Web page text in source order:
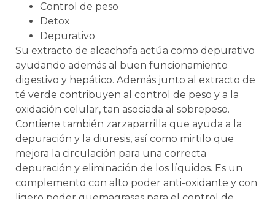
Control de peso
Detox
Depurativo
Su extracto de alcachofa actúa como depurativo
ayudando además al buen funcionamiento
digestivo y hepático. Además junto al extracto de
té verde contribuyen al control de peso y a la
oxidación celular, tan asociada al sobrepeso.
Contiene también zarzaparrilla que ayuda a la
depuración y la diuresis, así como mirtilo que
mejora la circulación para una correcta
depuración y eliminación de los líquidos. Es un
complemento con alto poder anti-oxidante y con